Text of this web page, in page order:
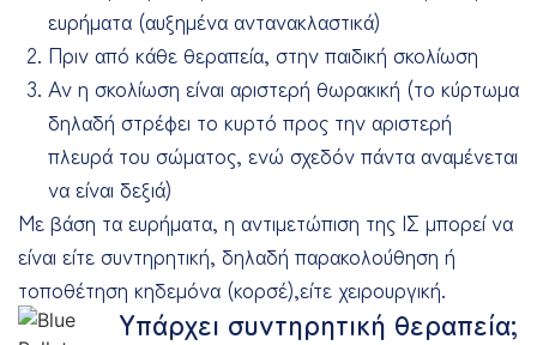
ευρήματα (αυξημένα αντανακλαστικά)
Πριν από κάθε θεραπεία, στην παιδική σκολίωση
Αν η σκολίωση είναι αριστερή θωρακική (το κύρτωμα
δηλαδή στρέφει το κυρτό προς την αριστερή
πλευρά του σώματος, ενώ σχεδόν πάντα αναμένεται
να είναι δεξιά)
Με βάση τα ευρήματα, η αντιμετώπιση της ΙΣ μπορεί να
είναι είτε συντηρητική, δηλαδή παρακολούθηση ή
τοποθέτηση κηδεμόνα (κορσέ),είτε χειρουργική.
Υπάρχει συντηρητική θεραπεία;